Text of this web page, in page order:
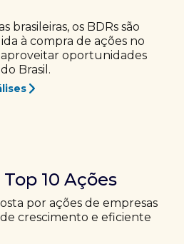
brasileiras, os BDRs são
à compra de ações no
oportunidades
Brasil.
10 Ações
por ações de empresas
crescimento e eficiente